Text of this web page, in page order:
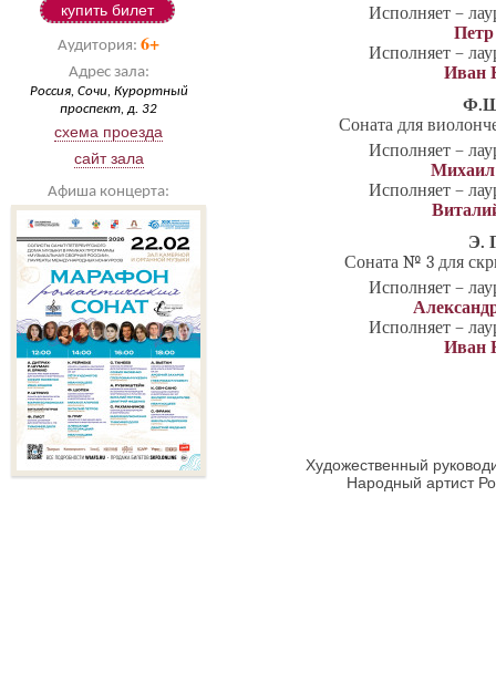
купить билет
Аудитория: 6+
Адрес зала:
Россия, Сочи, Курортный
проспект, д. 32
схема проезда
сайт зала
Афиша концерта:
Исполняет –
Петр
Исполняет –
Иван
Соната для
Исполняет –
Исполняет –
Э.
Соната № 3 для
Исполняет –
Исполняет –
Иван
Художественный
Народный артист